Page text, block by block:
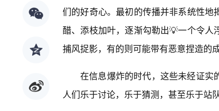
们的好奇心。最初的传播并非系统性
醋、添枝加叶，逐渐勾勒出💡一个令
捕风捉影，有的则可能带有恶意捏造的
在信息爆炸的时代，这些未经证实
人们乐于讨论，乐于猜测，甚至乐于站